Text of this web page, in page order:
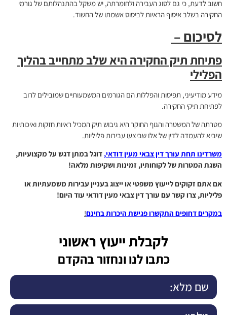
חשוב לדעת, כי גם לסוג העבירה ולחומרתה, יש משקל בהתנהלותם של גורמי
החקירה בשלב איסוף הראיות לביסוס אשמתו של החשוד.
לסיכום –
פתיחת תיק החקירה היא שלב מתחייב בהליך
הפלילי
מידע מודיעיני, תפיסות והפללות הם הגורמים המשמעותיים שמובילים לרוב
לפתיחת תיקי החקירה.
מטרתה של המשטרה והגוף החוקר היא גיבוש תיק המכיל ראיות חזקות ואיכותיות
שיביא להעמדה לדין של אלו שביצעו עבירות פליליות.
משרדינו תחת עורך דין צבאי מעין דודאי, דוגל במתן דגש על מקצועיות,
השגת המטרות של לקוחותיו, זמינות ושקיפות מלאה!
אם אתם זקוקים לייעוץ משפטי או ייצוג בעניין עבירות משמעתיות או
פליליות, צרו קשר עם עורך דין צבאי מעין דודאי עוד היום!
במקרים דחופים התקשרו פגישת היכרות בחינם!
לקבלת ייעוץ ראשוני
כתבו לנו ונחזור בהקדם